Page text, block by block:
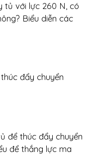
tủ với lực 260 N, có
Biểu diễn các
đẩy chuyển
để thúc đẩy chuyển
để thắng lực ma